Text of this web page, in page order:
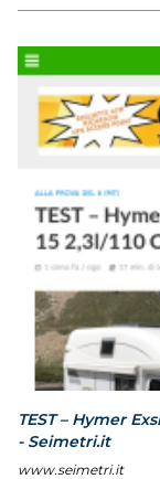
TEST – Hymer
- Seimetri.it
www.seimetri.it